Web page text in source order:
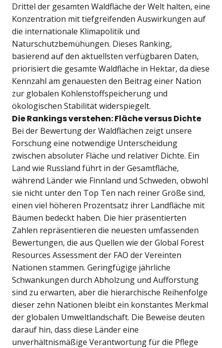
Drittel der gesamten Waldfläche der Welt halten, eine
Konzentration mit tiefgreifenden Auswirkungen auf
die internationale Klimapolitik und
Naturschutzbemühungen. Dieses Ranking,
basierend auf den aktuellsten verfügbaren Daten,
priorisiert die gesamte Waldfläche in Hektar, da diese
Kennzahl am genauesten den Beitrag einer Nation
zur globalen Kohlenstoffspeicherung und
ökologischen Stabilität widerspiegelt.
Die Rankings verstehen: Fläche versus Dichte
Bei der Bewertung der Waldflächen zeigt unsere
Forschung eine notwendige Unterscheidung
zwischen absoluter Fläche und relativer Dichte. Ein
Land wie Russland führt in der Gesamtfläche,
während Länder wie Finnland und Schweden, obwohl
sie nicht unter den Top Ten nach reiner Größe sind,
einen viel höheren Prozentsatz ihrer Landfläche mit
Bäumen bedeckt haben. Die hier präsentierten
Zahlen repräsentieren die neuesten umfassenden
Bewertungen, die aus Quellen wie der Global Forest
Resources Assessment der FAO der Vereinten
Nationen stammen. Geringfügige jährliche
Schwankungen durch Abholzung und Aufforstung
sind zu erwarten, aber die hierarchische Reihenfolge
dieser zehn Nationen bleibt ein konstantes Merkmal
der globalen Umweltlandschaft. Die Beweise deuten
darauf hin, dass diese Länder eine
unverhältnismäßige Verantwortung für die Pflege